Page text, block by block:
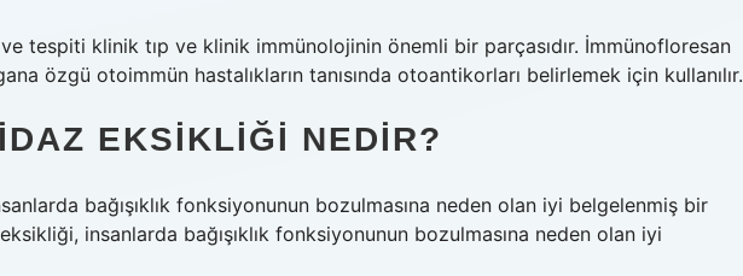
ve tespiti klinik tıp ve klinik immünolojinin önemli bir parçasıdır. İmmünofloresan
özgü otoimmün hastalıkların tanısında otoantikorları belirlemek için kullanılır.
EKSIKLIĞI NEDIR?
bağışıklık fonksiyonunun bozulmasına neden olan iyi belgelenmiş bir
insanlarda bağışıklık fonksiyonunun bozulmasına neden olan iyi